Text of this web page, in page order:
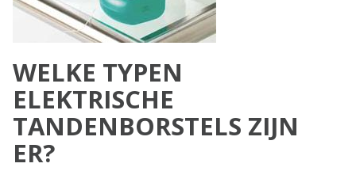
WELKE TYPEN
ELEKTRISCHE
TANDENBORSTELS ZIJN
ER?